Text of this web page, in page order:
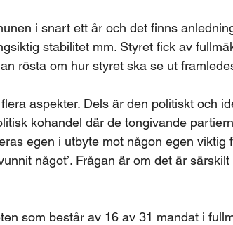
i snart ett år och det finns
stabilitet mm. Styret fick av
rösta om hur styret ska se ut
aspekter. Dels är den politiskt och
kohandel där de tongivande
egen i utbyte mot någon egen viktig
något’. Frågan är om det är
som består av 16 av 31 mandat i